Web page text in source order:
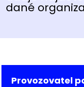
dané
Provozovatel